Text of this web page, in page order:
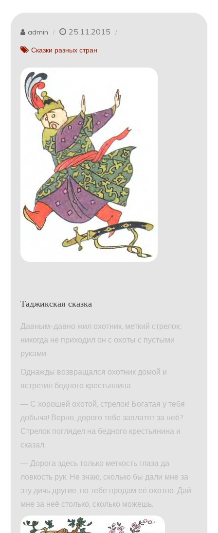
admin 25.11.2015
Сказки разных стран
Таджикская сказка
Давным-давно жил охотник, меткий стрелок;
никогда не приходил он с охоты с пустыми
руками.
Однажды возвращался охотник домой и
встретил бедного крестьянина.
— С хорошей охотой, стрелок! Богатая у тебя
добыча! Верно, дорого тебе заплатят за неё?
Стрелок поглядел на бедного крестьянина и
сказал:
— Дорога здесь только меткость глаза да
ловкость рук. Не знаю, сколько бы дали мне за
эту дичь другие, но тебе продам её охотно. Дай
мне за неё столько, сколько можешь.